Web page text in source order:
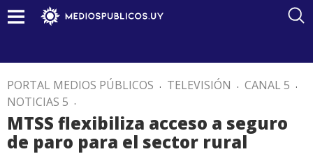
PORTAL MEDIOS PÚBLICOS . TELEVISIÓN . CANAL 5 .
NOTICIAS 5 .
MTSS flexibiliza acceso a seguro
de paro para el sector rural